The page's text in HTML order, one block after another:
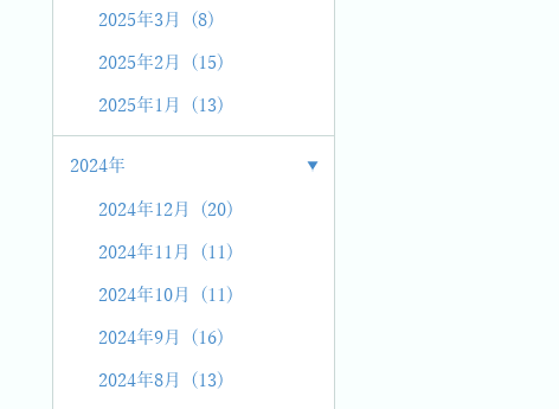
2025年3月 (8)
2025年2月 (15)
2025年1月 (13)
2024年
2024年12月 (20)
2024年11月 (11)
2024年10月 (11)
2024年9月 (16)
2024年8月 (13)